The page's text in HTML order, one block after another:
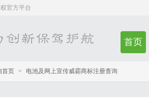
官方平台
首页
首页 > 电池及网上宣传威霸商标注册查询